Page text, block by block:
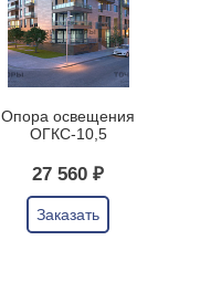
Опора освещения
ОГКС-10,5
27 560 ₽
Заказать